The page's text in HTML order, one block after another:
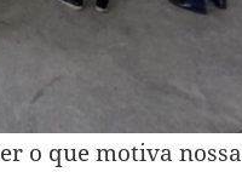
o que motiva nossa